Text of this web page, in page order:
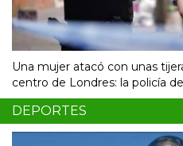
Una mujer atacó con unas
centro de Londres: la policía
DEPORTES